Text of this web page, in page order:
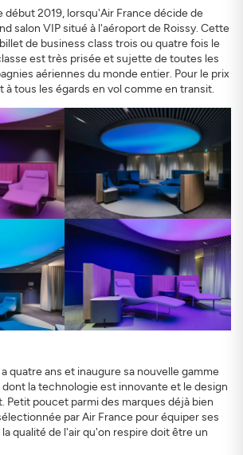
2019, lorsqu'Air France décide de
salon VIP situé à l'aéroport de Roissy. Cette
de business class trois ou quatre fois le
est très prisée et sujette de toutes les
aériennes du monde entier. Pour le prix
à tous les égards en vol comme en transit.
quatre ans et inaugure sa nouvelle gamme
la technologie est innovante et le design
Petit poucet parmi des marques déjà bien
par Air France pour équiper ses
qualité de l'air qu'on respire doit être un